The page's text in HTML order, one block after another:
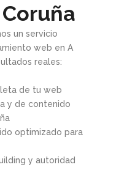
un servicio
web en A
reales:
de tu web
y de contenido
optimizado para
y autoridad